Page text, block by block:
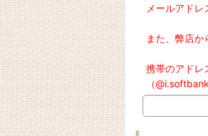
メールアド
また、弊店
携帯のアドレ
（